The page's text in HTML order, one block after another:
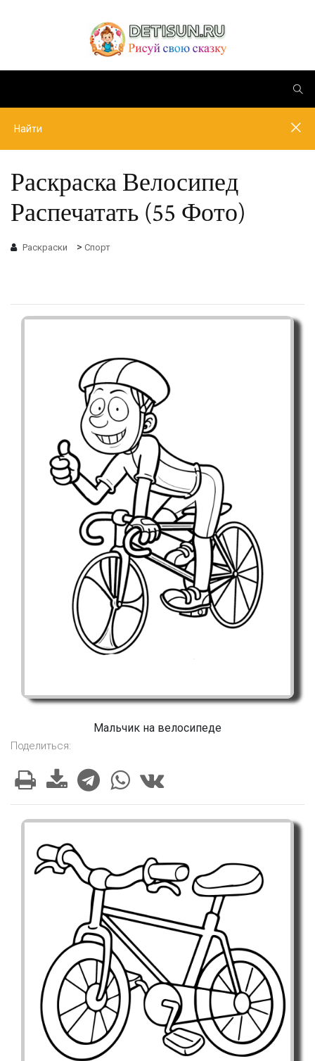
Раскраска Велосипед
Распечатать (55 Фото)
Раскраски > Спорт
Мальчик на велосипеде
Поделиться: